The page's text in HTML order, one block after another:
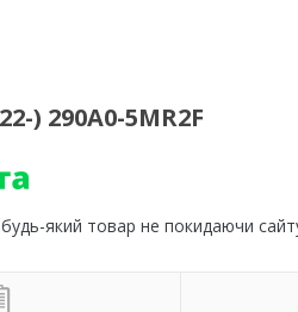
) 290A0-5MR2F
який товар не покидаючи